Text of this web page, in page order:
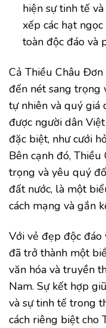
hiện sự tinh tế
xếp các hạt
toàn độc đáo và
Cả Thiều Châu
đến nét sang trọng
tự nhiên và quý giá
được người dân
đặc biệt, như cưới
Bên cạnh đó,
trọng và yêu quý
đất nước, là một
cách mạng và gắn
Với vẻ đẹp độc đáo
đã trở thành một
văn hóa và truyền
Nam. Sự kết hợp
và sự tinh tế trong
cách riêng biệt cho